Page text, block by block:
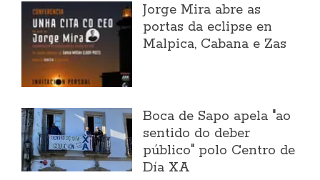
Jorge Mira abre as
portas da eclipse en
Malpica, Cabana e Zas
Boca de Sapo apela "ao
sentido do deber
público" polo Centro de
Día XA